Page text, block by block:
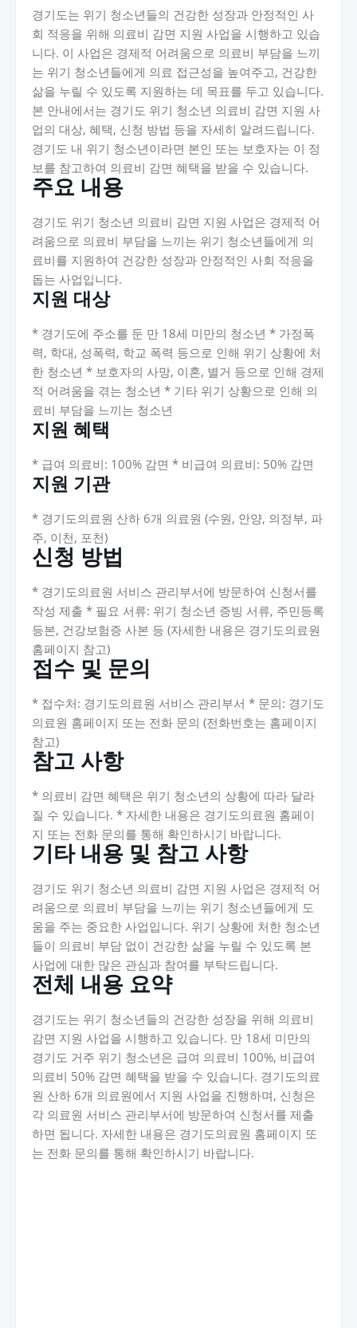
경기도는 위기 청소년들의 건강한 성장과 안정적인 사
회 적응을 위해 의료비 감면 지원 사업을 시행하고 있습
니다. 이 사업은 경제적 어려움으로 의료비 부담을 느끼
는 위기 청소년들에게 의료 접근성을 높여주고, 건강한
삶을 누릴 수 있도록 지원하는 데 목표를 두고 있습니다.
본 안내에서는 경기도 위기 청소년 의료비 감면 지원 사
업의 대상, 혜택, 신청 방법 등을 자세히 알려드립니다.
경기도 내 위기 청소년이라면 본인 또는 보호자는 이 정
보를 참고하여 의료비 감면 혜택을 받을 수 있습니다.
주요 내용
경기도 위기 청소년 의료비 감면 지원 사업은 경제적 어
려움으로 의료비 부담을 느끼는 위기 청소년들에게 의
료비를 지원하여 건강한 성장과 안정적인 사회 적응을
돕는 사업입니다.
지원 대상
* 경기도에 주소를 둔 만 18세 미만의 청소년 * 가정폭
력, 학대, 성폭력, 학교 폭력 등으로 인해 위기 상황에 처
한 청소년 * 보호자의 사망, 이혼, 별거 등으로 인해 경제
적 어려움을 겪는 청소년 * 기타 위기 상황으로 인해 의
료비 부담을 느끼는 청소년
지원 혜택
* 급여 의료비: 100% 감면 * 비급여 의료비: 50% 감면
지원 기관
* 경기도의료원 산하 6개 의료원 (수원, 안양, 의정부, 파
주, 이천, 포천)
신청 방법
* 경기도의료원 서비스 관리부서에 방문하여 신청서를
작성 제출 * 필요 서류: 위기 청소년 증빙 서류, 주민등록
등본, 건강보험증 사본 등 (자세한 내용은 경기도의료원
홈페이지 참고)
접수 및 문의
* 접수처: 경기도의료원 서비스 관리부서 * 문의: 경기도
의료원 홈페이지 또는 전화 문의 (전화번호는 홈페이지
참고)
참고 사항
* 의료비 감면 혜택은 위기 청소년의 상황에 따라 달라
질 수 있습니다. * 자세한 내용은 경기도의료원 홈페이
지 또는 전화 문의를 통해 확인하시기 바랍니다.
기타 내용 및 참고 사항
경기도 위기 청소년 의료비 감면 지원 사업은 경제적 어
려움으로 의료비 부담을 느끼는 위기 청소년들에게 도
움을 주는 중요한 사업입니다. 위기 상황에 처한 청소년
들이 의료비 부담 없이 건강한 삶을 누릴 수 있도록 본
사업에 대한 많은 관심과 참여를 부탁드립니다.
전체 내용 요약
경기도는 위기 청소년들의 건강한 성장을 위해 의료비
감면 지원 사업을 시행하고 있습니다. 만 18세 미만의
경기도 거주 위기 청소년은 급여 의료비 100%, 비급여
의료비 50% 감면 혜택을 받을 수 있습니다. 경기도의료
원 산하 6개 의료원에서 지원 사업을 진행하며, 신청은
각 의료원 서비스 관리부서에 방문하여 신청서를 제출
하면 됩니다. 자세한 내용은 경기도의료원 홈페이지 또
는 전화 문의를 통해 확인하시기 바랍니다.